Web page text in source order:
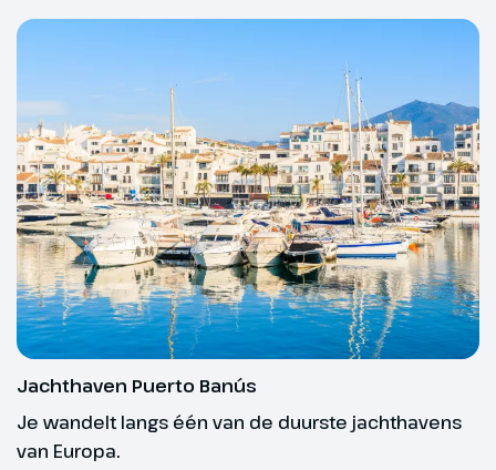
Jachthaven Puerto Banús
Je wandelt langs één van de duurste jachthavens
van Europa.
verschillende afstanden per dag
De Plaza del Mar is gelegen aan
de boulevard van Marbella. Het
plein ligt boven op het
winkelcentrum Plaza del Mar.
Hoogtepunt
Jachthaven Puerto
Banús
In de Walking Village vind je een uitgebreide keuze
aan eten en drinken bij de diverse bars en stands
zodat je je energieniveau weer op peil kunt
brengen.
Er wordt gewerkt met contactless betaalsystemen:
snel en makkelijk!